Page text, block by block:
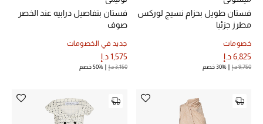
أبرز المصممين
غرفة الطعام
الأثاث
فستان طويل بحزام نسيج لوركس
مطرز جزئيا
خصومات
6,825 د.إ
9,750 د.إ 30% خصم
فستان بتفاصيل درابيه عند الخصر
صوف
جديد في الخصومات
1,575 د.إ
3,150 د.إ 50% خصم